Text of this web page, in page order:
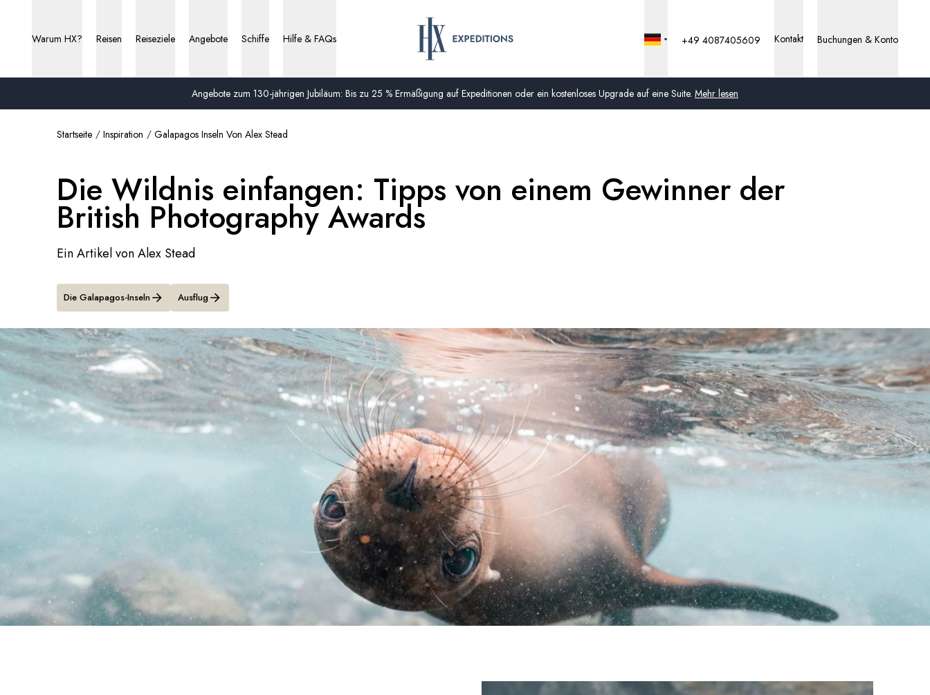
Angebote zum 130-jährigen Jubiläum: Bis zu 25 % Ermäßigung auf Expeditionen oder ein kostenloses Upgrade auf eine Suite. Mehr lesen
Warum HX? Reisen Reiseziele Angebote Schiffe Hilfe & FAQs
Vereinigtes Königreich
Schweiz
Frankreich
Schweden
Dänemark
Norwegen
+49 4087405609 Kontakt Buchungen & Konto
Startseite Inspiration Galapagos Inseln Von Alex Stead
Die Wildnis einfangen: Tipps von einem Gewinner der
British Photography Awards
Ein Artikel von Alex Stead
Die Galapagos-Inseln Ausflug